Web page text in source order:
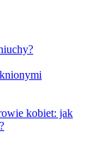
kobiet: jak